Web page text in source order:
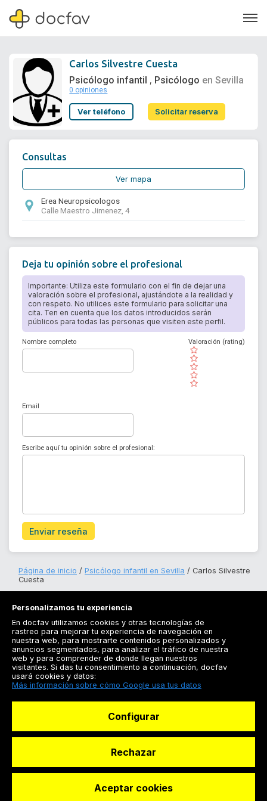
Soporte
Carlos Silvestre Cuesta
Psicólogo infantil , Psicólogo en Sevilla
0 opiniones
Ver teléfono Solicitar reserva
Consultas
Ver mapa
Erea Neuropsicologos
Calle Maestro Jimenez, 4
Deja tu opinión sobre el profesional
Importante: Utiliza este formulario con el fin de dejar una
valoración sobre el profesional, ajustándote a la realidad y
con respeto. No utilices este formulario para solicitar una
cita. Ten en cuenta que los datos introducidos serán
públicos para todas las personas que visiten este perfil.
Nombre completo
( )
( )
( )
( )
( )
Valoración (rating)
Email
Escribe aquí tu opinión sobre el profesional:
Enviar reseña
Página de inicio Psicólogo infantil en Sevilla
Carlos Silvestre
Cuesta
Registrarse
Docfav
© Dashboard Technologies S.L
Personalizamos tu experiencia
En docfav utilizamos cookies y otras tecnologías de
rastreo para mejorar tu experiencia de navegación en
nuestra web, para mostrarte contenidos personalizados y
anuncios segmentados, para analizar el tráfico de nuestra
web y para comprender de donde llegan nuestros
visitantes. Si das tu consentimiento a continuación, docfav
usará cookies y datos:
Más información sobre cómo Google usa tus datos
Configurar
Rechazar
Aceptar cookies